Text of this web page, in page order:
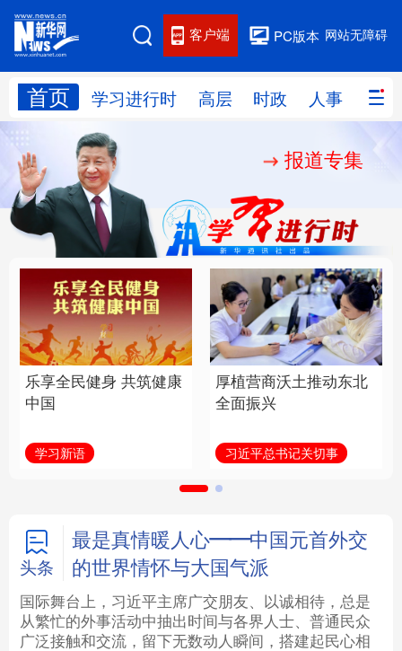
网站无障碍
PC版本
客户端
首页 学习进行时 高层 时政 人事 国际
网站地图
学习进行时 人事
国际 财经 网评
思客智库 全球连线 教育
科技 科创 量子 体育
文化 书画 健康 军事
访谈 视频 图片 政务
学术中国 乡村振兴 银龄 溯源中国
城市 旅游 能源
彩票 娱乐 时尚 悦读
报道专集
乐享全民健身 共筑健康
中国
学习新语
厚植营商沃土推动东北
全面振兴
习近平总书记关切事
头条
最是真情暖人心——中国元首外交
的世界情怀与大国气派
国际舞台上，习近平主席广交朋友、以诚相待，总是
从繁忙的外事活动中抽出时间与各界人士、普通民众
广泛接触和交流，留下无数动人瞬间，搭建起民心相